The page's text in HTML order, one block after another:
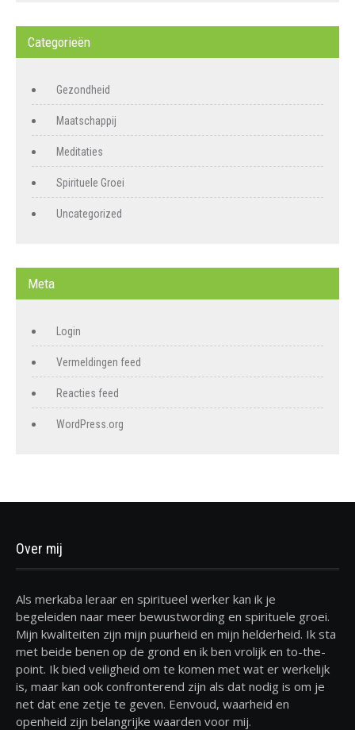
Categorieën
Gezondheid
Maatschappij
Meditaties
Spirituele Groei
Uncategorized
Meta
Login
Vermeldingen feed
Reacties feed
WordPress.org
Over mij
Als merkaba leraar en spiritueel werker kan ik je
begeleiden naar meer bewustwording en spirituele groei.
Mijn kwaliteiten zijn mijn puurheid en mijn helderheid. Ik sta
met beide benen op de grond en ik ben vrolijk en to-the-
point. Ik bied veiligheid om te komen met wat er werkelijk
is, maar kan ook confronterend zijn als dat nodig is om je
net dat ene zetje te geven. Eenvoud, waarheid en
openheid zijn belangrijke waarden voor mij.